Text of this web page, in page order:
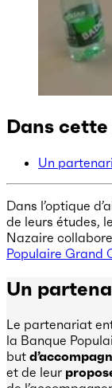
Dans cette
Un
Dans l’optique
de leurs études,
Nazaire
Populaire Grand
Un
Le partenariat
la Banque
but
et de leur